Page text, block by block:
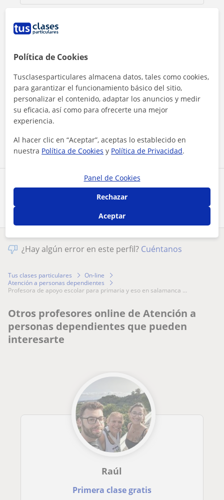
Comparte a este profesor
Al hacer clic, aceptas nuestro aviso legal privacidad
¿Hay algún error en este perfil? Cuéntanos
Tus clases particulares
On-line
Atención a personas dependientes
profesora de apoyo escolar para primaria y eso en salamanca ...
Otros profesores online de Atención a
personas dependientes que pueden
interesarte
Raúl
Primera clase gratis
Política de Cookies
Tusclasesparticulares almacena datos, tales como cookies,
para garantizar el funcionamiento básico del sitio,
personalizar el contenido, adaptar los anuncios y medir
su eficacia, así como para ofrecerte una mejor
experiencia.
Al hacer clic en “Aceptar”, aceptas lo establecido en
nuestra Política de Cookies y Política de Privacidad.
Panel de Cookies
Rechazar
Aceptar